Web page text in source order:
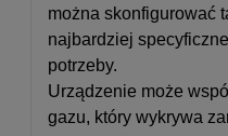
można skonfigurować
najbardziej specyficzne
potrzeby.
Urządzenie może
gazu, który wykrywa